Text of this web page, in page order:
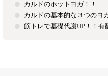
カルドのホットヨガ！！
カルドの基本的な３つのヨ
筋トレで基礎代謝UP！！有